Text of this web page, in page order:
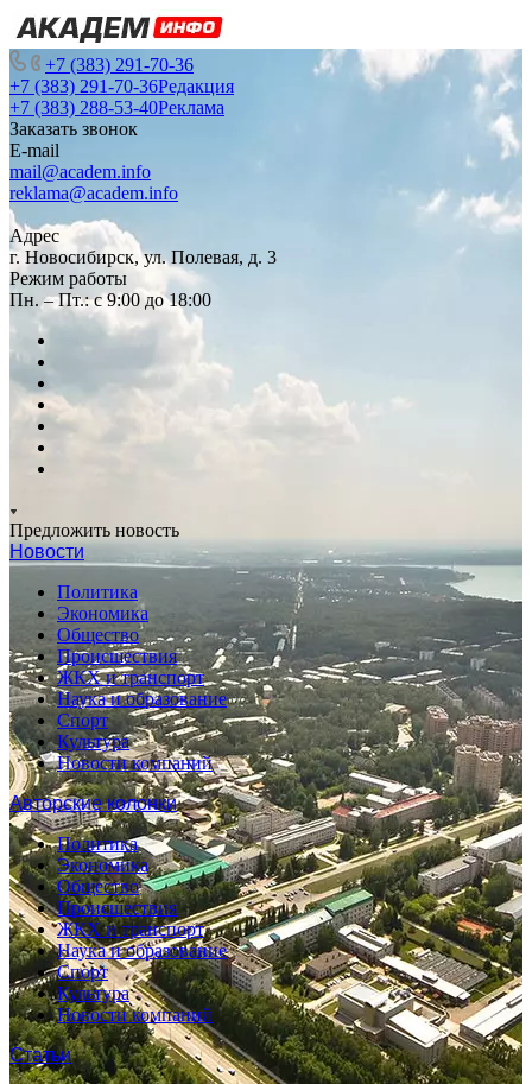
+7 (383) 291-70-36
+7 (383) 291-70-36Редакция
+7 (383) 288-53-40Реклама
Заказать звонок
E-mail
mail@academ.info
reklama@academ.info
Адрес
г. Новосибирск, ул. Полевая, д. 3
Режим работы
Пн. – Пт.: с 9:00 до 18:00
Предложить новость
Новости
Политика
Экономика
Общество
Происшествия
ЖКХ и транспорт
Наука и образование
Спорт
Культура
Новости компаний
Авторские колонки
Политика
Экономика
Общество
Происшествия
ЖКХ и транспорт
Наука и образование
Спорт
Культура
Новости компаний
Статьи